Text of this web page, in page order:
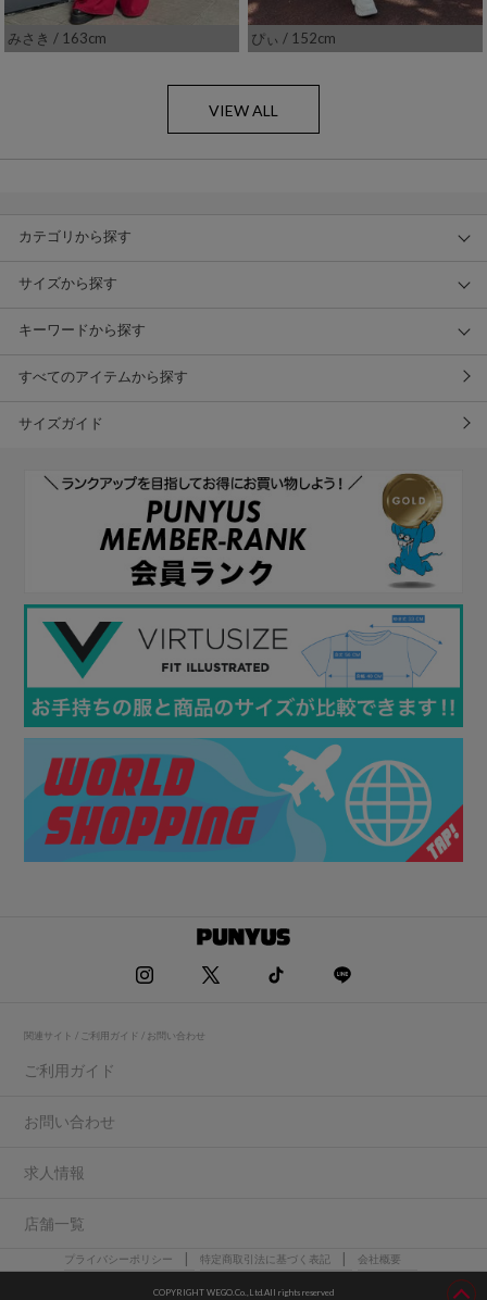
みさき / 163cm ぴぃ / 152cm
VIEW ALL
カテゴリから探す
サイズから探す
キーワードから探す
すべてのアイテムから探す
サイズガイド
関連サイト / ご利用ガイド / お問い合わせ
ご利用ガイド
お問い合わせ
求人情報
店舗一覧
プライバシーポリシー 特定商取引法に基づく表記 会社概要
COPYRIGHT WEGO.Co.,Ltd.All rights reserved